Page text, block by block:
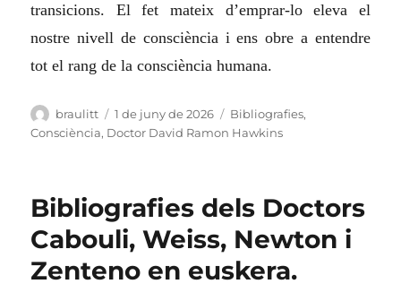
transicions. El fet mateix d’emprar-lo eleva el
nostre nivell de consciència i ens obre a entendre
tot el rang de la consciència humana.
Autor
braulitt
Publicat
el
1 de juny de 2026 Categories
Bibliografies,
Consciència, Doctor David Ramon Hawkins
Bibliografies dels Doctors
Cabouli, Weiss, Newton i
Zenteno en euskera.